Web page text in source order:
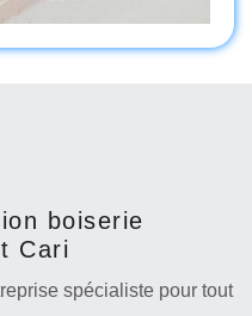
boiserie
Cari
spécialiste pour tout